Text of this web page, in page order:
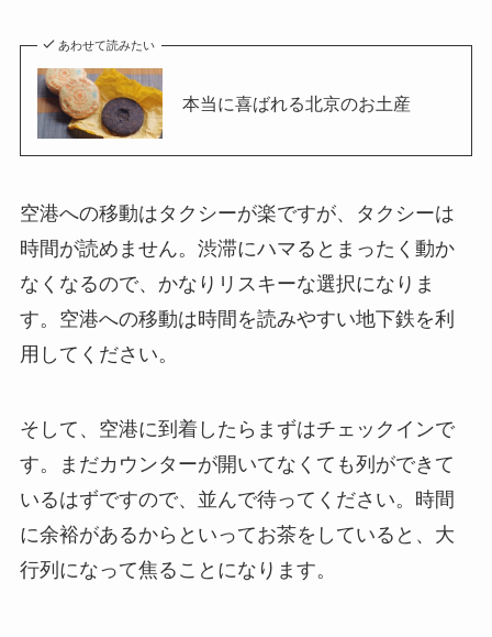
あわせて読みたい
本当に喜ばれる北京のお土産
空港への移動はタクシーが楽ですが、タクシーは
時間が読めません。渋滞にハマるとまったく動か
なくなるので、かなりリスキーな選択になりま
す。空港への移動は時間を読みやすい地下鉄を利
用してください。
そして、空港に到着したらまずはチェックインで
す。まだカウンターが開いてなくても列ができて
いるはずですので、並んで待ってください。時間
に余裕があるからといってお茶をしていると、大
行列になって焦ることになります。